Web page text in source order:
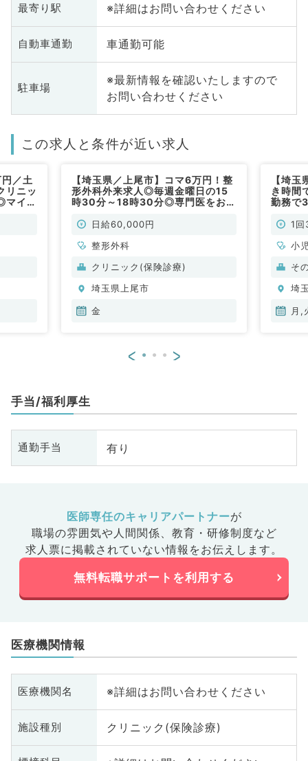
最寄り駅 ※詳細はお問い合わせください
自動車通勤 車通勤可能
駐車場
※最新情報を確認いたしますので
お問い合わせください
この求人と条件が近い求人
／土
リニッ
イカ
【埼玉県／上尾市】コマ6万円！整
形外科外来求人◎毎週金曜日の15
時30分～18時30分◎専門医をお持
勤） 日給60,000円
整形外科
クリニック(保険診療)
埼玉県上尾市
金
【埼
き時間
勤務で
クを
1
小
環
そ
埼
月,
< >
手当/福利厚生
通勤手当 有り
医師専任のキャリアパートナーが
職場の雰囲気や人間関係、 教育・研修制度など
求人票に掲載されていない情報をお伝えします。
無料転職サポートを利用する
医療機関情報
医療機関名 ※詳細はお問い合わせください
施設種別 クリニック(保険診療)